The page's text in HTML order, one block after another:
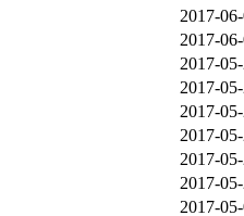
2017-
2017-
2017-
2017-
2017-
2017-
2017-
2017-
2017-